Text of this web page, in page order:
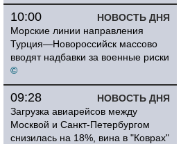
НОВОСТЬ ДНЯ
10:00
Морские линии направления
Турция—Новороссийск массово
вводят надбавки за военные риски
©
НОВОСТЬ ДНЯ
09:28
Загрузка авиарейсов между
Москвой и Санкт-Петербургом
снизилась на 18%, вина в "Коврах"